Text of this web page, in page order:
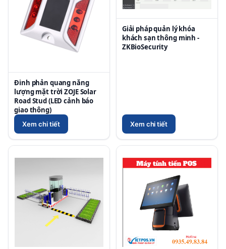
Đinh phản quang năng
lượng mặt trời ZOJE Solar
Road Stud (LED cảnh báo
giao thông)
Xem chi tiết
Giải pháp quản lý khóa
khách sạn thông minh -
ZKBioSecurity
Xem chi tiết